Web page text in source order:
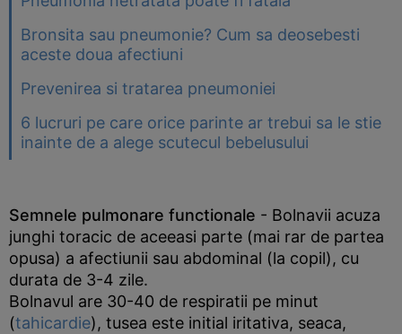
Bronsita sau pneumonie? Cum sa deosebesti
aceste doua afectiuni
Prevenirea si tratarea pneumoniei
6 lucruri pe care orice parinte ar trebui sa le stie
inainte de a alege scutecul bebelusului
Semnele pulmonare functionale - Bolnavii acuza
junghi toracic de aceeasi parte (mai rar de partea
opusa) a afectiunii sau abdominal (la copil), cu
durata de 3-4 zile.
Bolnavul are 30-40 de respiratii pe minut
(tahicardie), tusea este initial iritativa, seaca,